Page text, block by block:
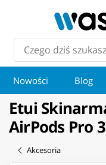
Nowości Blog
Etui
AirPods Pro
Akcesoria